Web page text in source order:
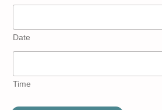
Date
Time